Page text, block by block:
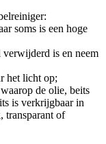
soms is een hoge
is en neem
het licht op;
de olie, beits
is verkrijgbaar in
transparant of